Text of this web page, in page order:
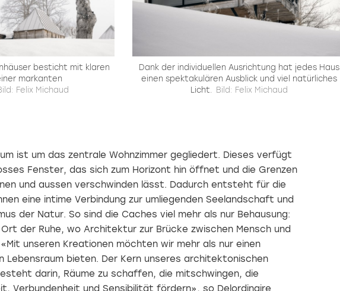
besticht mit klaren
markanten
Felix Michaud
Dank der individuellen Ausrichtung hat jedes Haus
einen spektakulären Ausblick und viel natürliches
Licht. Bild: Felix Michaud
ist um das zentrale Wohnzimmer gegliedert. Dieses verfügt
Fenster, das sich zum Horizont hin öffnet und die Grenzen
und aussen verschwinden lässt. Dadurch entsteht für die
eine intime Verbindung zur umliegenden Seelandschaft und
der Natur. So sind die Caches viel mehr als nur Behausung:
Ort der Ruhe, wo Architektur zur Brücke zwischen Mensch und
unseren Kreationen möchten wir mehr als nur einen
Lebensraum bieten. Der Kern unseres architektonischen
darin, Räume zu schaffen, die mitschwingen, die
Verbundenheit und Sensibilität fördern», so Delordinaire